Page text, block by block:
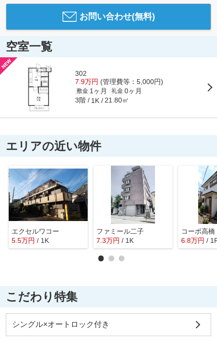
お問い合わせ(無料)
空室一覧
302
7.9万円 (管理費等：5,000円)
敷金 1ヶ月 礼金 0ヶ月
3階 1K 21.80㎡
エリアの近い物件
エクセルワコー
5.5万円 / 1K
ファミール二子
7.3万円 / 1K
コーポ高橋
6.8万円 /
こだわり特集
シングル×オートロック付き